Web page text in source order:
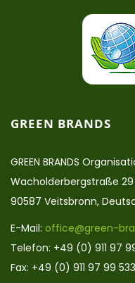
GREEN BRANDS
GREEN BRANDS
Wacholderbergstraße 29
90587 Veitsbronn,
E-Mail: office@green-
Telefon: +49 (0) 911 97
Fax: +49 (0) 911 97 99 533